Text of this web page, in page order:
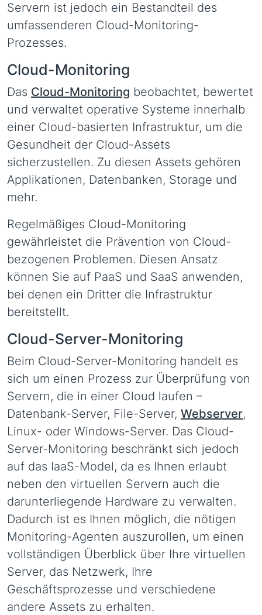
Servern ist jedoch ein Bestandteil des
umfassenderen Cloud-Monitoring-
Prozesses.
Cloud-Monitoring
Das Cloud-Monitoring beobachtet, bewertet
und verwaltet operative Systeme innerhalb
einer Cloud-basierten Infrastruktur, um die
Gesundheit der Cloud-Assets
sicherzustellen. Zu diesen Assets gehören
Applikationen, Datenbanken, Storage und
mehr.
Regelmäßiges Cloud-Monitoring
gewährleistet die Prävention von Cloud-
bezogenen Problemen. Diesen Ansatz
können Sie auf PaaS und SaaS anwenden,
bei denen ein Dritter die Infrastruktur
bereitstellt.
Cloud-Server-Monitoring
Beim Cloud-Server-Monitoring handelt es
sich um einen Prozess zur Überprüfung von
Servern, die in einer Cloud laufen –
Datenbank-Server, File-Server, Webserver,
Linux- oder Windows-Server. Das Cloud-
Server-Monitoring beschränkt sich jedoch
auf das IaaS-Model, da es Ihnen erlaubt
neben den virtuellen Servern auch die
darunterliegende Hardware zu verwalten.
Dadurch ist es Ihnen möglich, die nötigen
Monitoring-Agenten auszurollen, um einen
vollständigen Überblick über Ihre virtuellen
Server, das Netzwerk, Ihre
Geschäftsprozesse und verschiedene
andere Assets zu erhalten.